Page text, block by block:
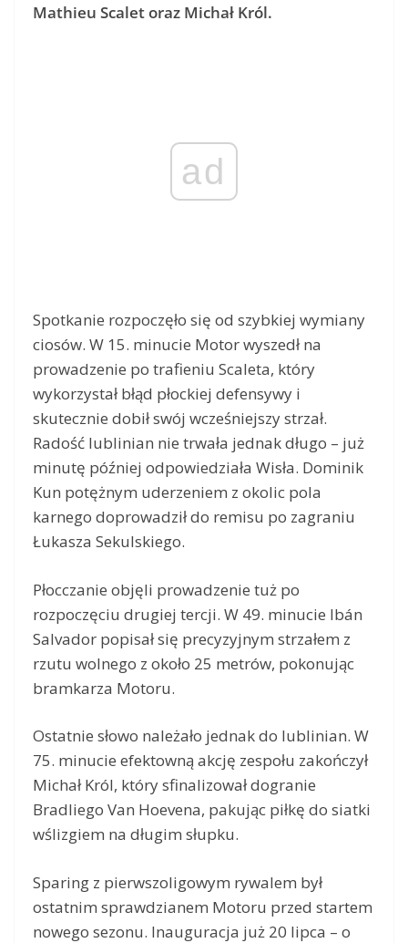
Mathieu Scalet oraz Michał Król.
ad
Spotkanie rozpoczęło się od szybkiej wymiany
ciosów. W 15. minucie Motor wyszedł na
prowadzenie po trafieniu Scaleta, który
wykorzystał błąd płockiej defensywy i
skutecznie dobił swój wcześniejszy strzał.
Radość lublinian nie trwała jednak długo – już
minutę później odpowiedziała Wisła. Dominik
Kun potężnym uderzeniem z okolic pola
karnego doprowadził do remisu po zagraniu
Łukasza Sekulskiego.
Płocczanie objęli prowadzenie tuż po
rozpoczęciu drugiej tercji. W 49. minucie Ibán
Salvador popisał się precyzyjnym strzałem z
rzutu wolnego z około 25 metrów, pokonując
bramkarza Motoru.
Ostatnie słowo należało jednak do lublinian. W
75. minucie efektowną akcję zespołu zakończył
Michał Król, który sfinalizował dogranie
Bradliego Van Hoevena, pakując piłkę do siatki
wślizgiem na długim słupku.
Sparing z pierwszoligowym rywalem był
ostatnim sprawdzianem Motoru przed startem
nowego sezonu. Inauguracja już 20 lipca – o